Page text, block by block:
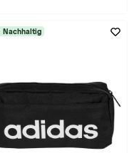
Nachhaltig